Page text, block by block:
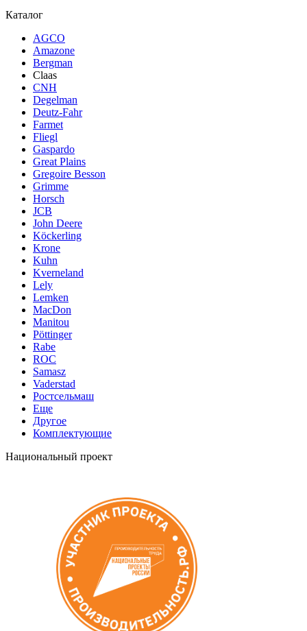
Каталог
AGCO
Amazone
Bergman
Claas
CNH
Degelman
Deutz-Fahr
Farmet
Fliegl
Gaspardo
Great Plains
Gregoire Besson
Grimme
Horsch
JCB
John Deere
Köckerling
Krone
Kuhn
Kverneland
Lely
Lemken
MacDon
Manitou
Pöttinger
Rabe
ROC
Samasz
Vaderstad
Ростсельмаш
Еще
Другое
Комплектующие
Национальный проект